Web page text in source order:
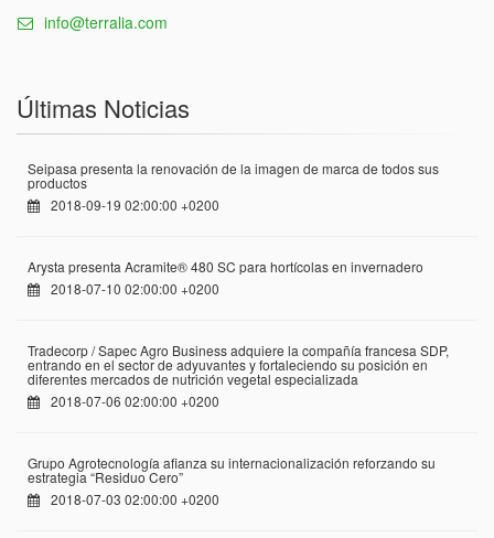
info@terralia.com
Últimas Noticias
Seipasa presenta la renovación de la imagen de marca de todos sus
productos
2018-09-19 02:00:00 +0200
Arysta presenta Acramite® 480 SC para hortícolas en invernadero
2018-07-10 02:00:00 +0200
Tradecorp / Sapec Agro Business adquiere la compañía francesa SDP,
entrando en el sector de adyuvantes y fortaleciendo su posición en
diferentes mercados de nutrición vegetal especializada
2018-07-06 02:00:00 +0200
Grupo Agrotecnología afianza su internacionalización reforzando su
estrategia “Residuo Cero”
2018-07-03 02:00:00 +0200